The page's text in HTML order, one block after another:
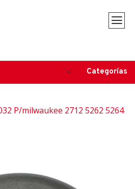
Categorías
P/milwaukee 2712 5262 5264